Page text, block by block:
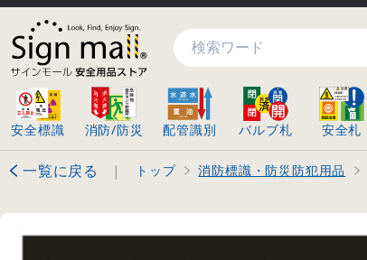
検索
安全標識 消防/防災 配管識別 バルブ札 安全札
一覧に戻る | トップ 消防標識・防災防犯用品